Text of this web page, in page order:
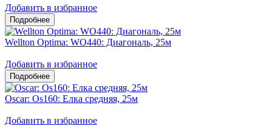
Добавить в избранное
Wellton Optima: WO440: Диагональ, 25м
Добавить в избранное
Oscar: Os160: Елка средняя, 25м
Добавить в избранное